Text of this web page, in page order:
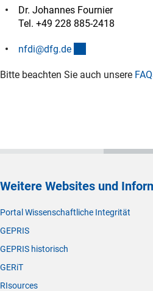
Dr. Johannes Fournier
Tel. +49 228 885-2418
nfdi@dfg.de
Bitte beachten Sie auch unsere FAQ
Weitere Websites und
Portal Wissenschaftliche Integrität
GEPRIS
GEPRIS historisch
GERiT
RIsources